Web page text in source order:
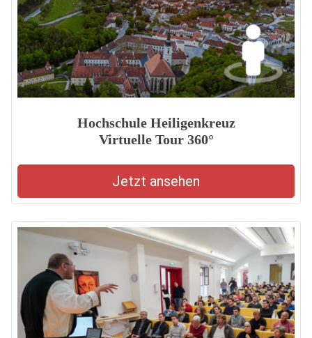
Hochschule Heiligenkreuz
Virtuelle Tour 360°
Jetzt ansehen